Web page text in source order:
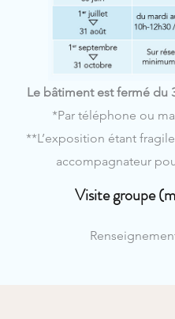
Le bâtiment est fermé du
*Par téléphone ou
**L’exposition étant
accompagnateur
Visite groupe